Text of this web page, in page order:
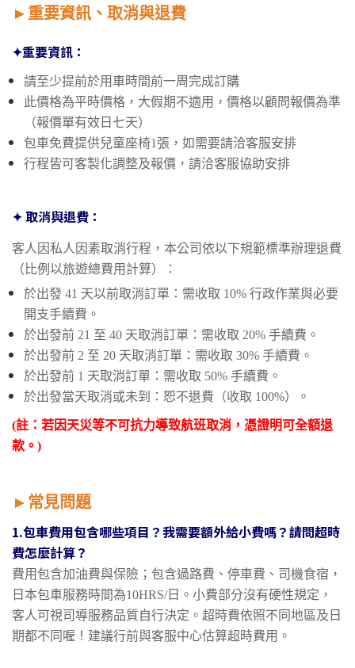
► 重要資訊、取消與退費
✦重要資訊：
請至少提前於用車時間前一周完成訂購
此價格為平時價格，大假期不適用，價格以顧問報價為準
（報價單有效日七天）
包車免費提供兒童座椅1張，如需要請洽客服安排
行程皆可客製化調整及報價，請洽客服協助安排
✦ 取消與退費：
客人因私人因素取消行程，本公司依以下規範標準辦理退費
（比例以旅遊總費用計算）：
於出發 41 天以前取消訂單：需收取 10% 行政作業與必要
開支手續費。
於出發前 21 至 40 天取消訂單：需收取 20% 手續費。
於出發前 2 至 20 天取消訂單：需收取 30% 手續費。
於出發前 1 天取消訂單：需收取 50% 手續費。
於出發當天取消或未到：恕不退費（收取 100%）。
(註：若因天災等不可抗力導致航班取消，憑證明可全額退
款。)
► 常見問題
1.包車費用包含哪些項目？我需要額外給小費嗎？請問超時
費怎麼計算？
費用包含加油費與保險；包含過路費、停車費、司機食宿，
日本包車服務時間為10HRS/日。小費部分沒有硬性規定，
客人可視司導服務品質自行決定。超時費依照不同地區及日
期都不同喔！建議行前與客服中心估算超時費用。